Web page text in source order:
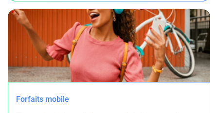
Forfaits mobile